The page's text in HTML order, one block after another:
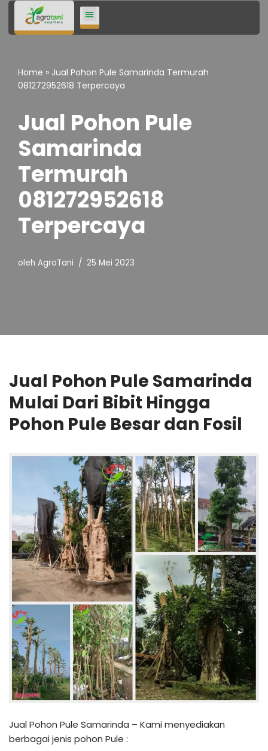
Lompat
Home » Jual Pohon Pule Samarinda Termurah
081272952618 Terpercaya
Jual Pohon Pule
Samarinda
Termurah
081272952618
Terpercaya
oleh AgroTani 25 Mei 2023
Jual Pohon Pule Samarinda
Mulai Dari Bibit Hingga
Pohon Pule Besar dan Fosil
Jual Pohon Pule Samarinda – Kami menyediakan
berbagai jenis pohon Pule :